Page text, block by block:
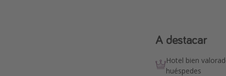
A destacar
Hotel bien
huéspedes